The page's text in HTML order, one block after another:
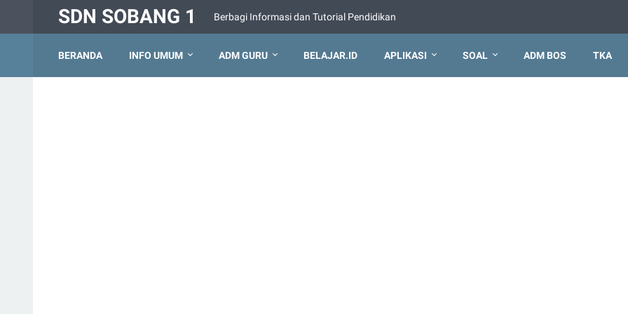
SDN SOBANG 1 Berbagi Informasi dan Tutorial Pendidikan
BERANDA INFO UMUM ADM GURU BELAJAR.ID APLIKASI SOAL ADM BOS TKA